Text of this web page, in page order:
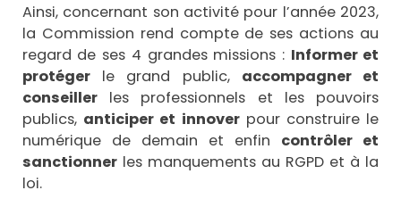
Ainsi, concernant son activité pour l’année 2023,
la Commission rend compte de ses actions au
regard de ses 4 grandes missions : Informer et
protégerle grand public, accompagner et
conseillerles professionnels et les pouvoirs
publics, anticiper et innoverpour construire le
numérique de demain et enfin contrôler et
sanctionnerles manquements au RGPD et à la
loi.